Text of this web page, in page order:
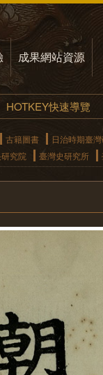
成果網站資源
HOTKEY快速導覽
古籍圖書
日治時期臺
究院 臺灣史研究所